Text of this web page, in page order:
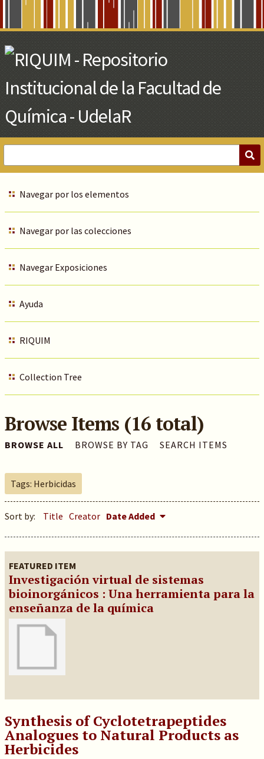
Main
Content
Navegar por los elementos
Navegar por las colecciones
Navegar Exposiciones
Ayuda
RIQUIM
Collection Tree
Browse Items (16 total)
BROWSE ALL BROWSE BY TAG SEARCH ITEMS
Tags: Herbicidas
Sort by: Title Creator Date Added
FEATURED ITEM
Investigación virtual de sistemas
bioinorgánicos : Una herramienta para la
enseñanza de la química
Synthesis of Cyclotetrapeptides
Analogues to Natural Products as
Herbicides